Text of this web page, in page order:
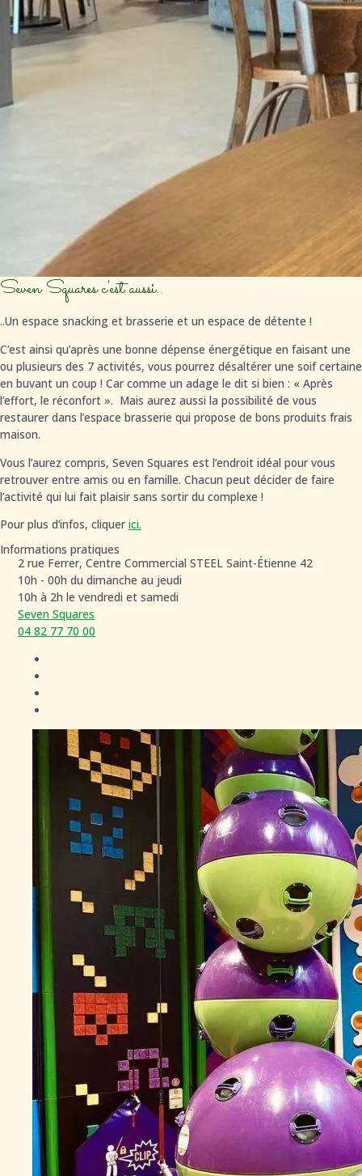
Seven Squares c'est aussi..
..Un espace snacking et brasserie et un espace de détente !
C’est ainsi qu’après une bonne dépense énergétique en faisant une
ou plusieurs des 7 activités, vous pourrez désaltérer une soif certaine
en buvant un coup ! Car comme un adage le dit si bien : « Après
l’effort, le réconfort ». Mais aurez aussi la possibilité de vous
restaurer dans l’espace brasserie qui propose de bons produits frais
maison.
Vous l’aurez compris, Seven Squares est l’endroit idéal pour vous
retrouver entre amis ou en famille. Chacun peut décider de faire
l’activité qui lui fait plaisir sans sortir du complexe !
Pour plus d’infos, cliquer ici.
Informations pratiques
2 rue Ferrer, Centre Commercial STEEL Saint-Étienne 42
10h - 00h du dimanche au jeudi
10h à 2h le vendredi et samedi
Seven Squares
04 82 77 70 00